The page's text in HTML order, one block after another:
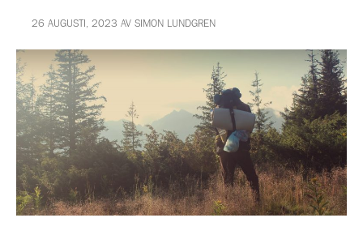
26 AUGUSTI, 2023 AV SIMON LUNDGREN